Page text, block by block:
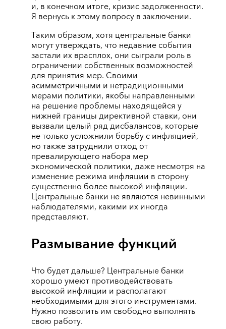
и, в конечном итоге, кризис задолженности.
Я вернусь к этому вопросу в заключении.
Таким образом, хотя центральные банки
могут утверждать, что недавние события
застали их врасплох, они сыграли роль в
ограничении собственных возможностей
для принятия мер. Своими
асимметричными и нетрадиционными
мерами политики, якобы направленными
на решение проблемы находящейся у
нижней границы директивной ставки, они
вызвали целый ряд дисбалансов, которые
не только усложнили борьбу с инфляцией,
но также затруднили отход от
превалирующего набора мер
экономической политики, даже несмотря на
изменение режима инфляции в сторону
существенно более высокой инфляции.
Центральные банки не являются невинными
наблюдателями, какими их иногда
представляют.
Размывание функций
Что будет дальше? Центральные банки
хорошо умеют противодействовать
высокой инфляции и располагают
необходимыми для этого инструментами.
Нужно позволить им свободно выполнять
свою работу.